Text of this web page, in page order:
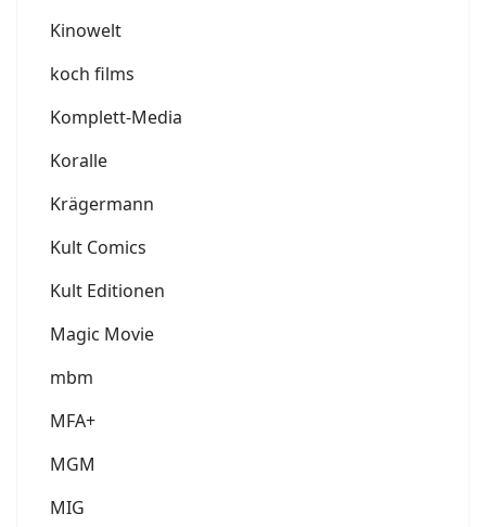
Kinowelt
koch films
Komplett-Media
Koralle
Krägermann
Kult Comics
Kult Editionen
Magic Movie
mbm
MFA+
MGM
MIG